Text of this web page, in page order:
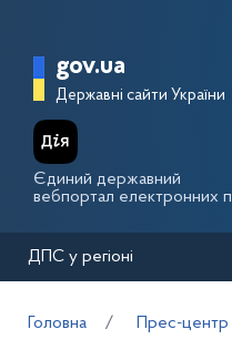
Головна
gov.ua
Державні сайти України
Єдиний державний
вебпортал електронних
ДПС у регіоні
Головна Прес-центр